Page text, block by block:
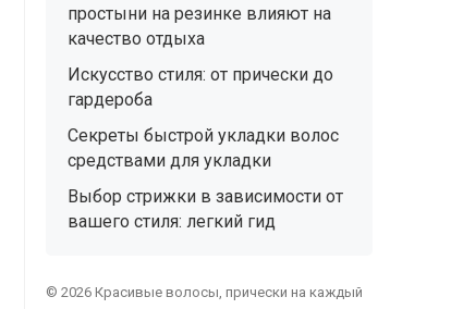
простыни на резинке влияют на
качество отдыха
Искусство стиля: от прически до
гардероба
Секреты быстрой укладки волос
средствами для укладки
Выбор стрижки в зависимости от
вашего стиля: легкий гид
© 2026 Красивые волосы, прически на каждый